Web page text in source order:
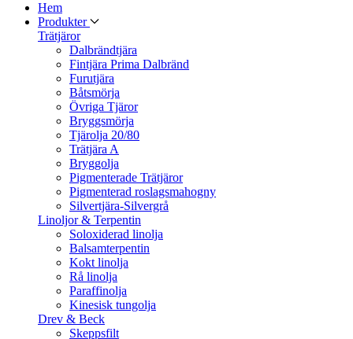
Hem
Produkter
Trätjäror
Dalbrändtjära
Fintjära Prima Dalbränd
Furutjära
Båtsmörja
Övriga Tjäror
Bryggsmörja
Tjärolja 20/80
Trätjära A
Bryggolja
Pigmenterade Trätjäror
Pigmenterad roslagsmahogny
Silvertjära-Silvergrå
Linoljor & Terpentin
Soloxiderad linolja
Balsamterpentin
Kokt linolja
Rå linolja
Paraffinolja
Kinesisk tungolja
Drev & Beck
Skeppsfilt